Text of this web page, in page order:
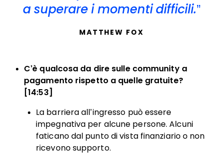
a superare i momenti difficili.
MATTHEW FOX
C’è qualcosa da dire sulle community a
pagamento rispetto a quelle gratuite?
[14:53]
La barriera all’ingresso può essere
impegnativa per alcune persone. Alcuni
faticano dal punto di vista finanziario o non
ricevono supporto.